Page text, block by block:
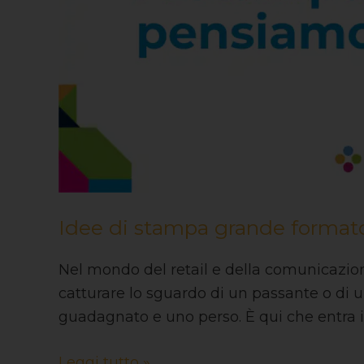
Idee di stampa grande
Nel mondo del retail e della
catturare lo sguardo di un passante o di
guadagnato e uno perso. È qui che entra